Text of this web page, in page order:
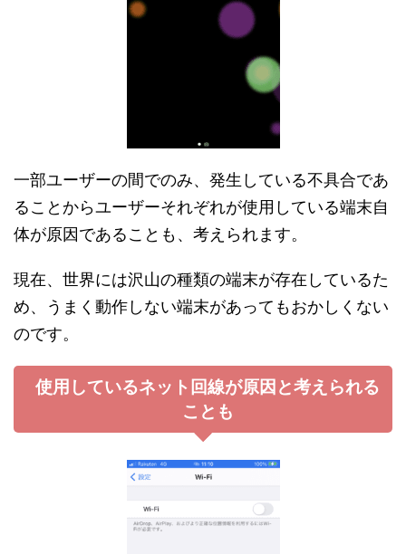
一部ユーザーの間でのみ、発生している不具合であ
ることからユーザーそれぞれが使用している端末自
体が原因であることも、考えられます。
現在、世界には沢山の種類の端末が存在しているた
め、うまく動作しない端末があってもおかしくない
のです。
使用しているネット回線が原因と考えられる
ことも